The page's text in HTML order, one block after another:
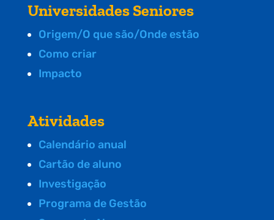
Universidades Seniores
Origem/O que são/Onde estão
Como criar
Impacto
Atividades
Calendário anual
Cartão de aluno
Investigação
Programa de Gestão